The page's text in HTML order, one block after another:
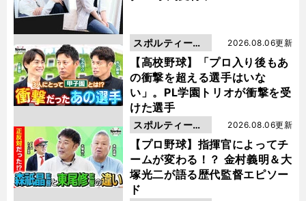
【高校野球】「プロ入り後もあ
の衝撃を超える選手はいな
い」。PL学園トリオが衝撃を受
けた選手
2026.08.06更新
スポルティーバ
動画
【プロ野球】指揮官によってチ
ームが変わる！？ 金村義明＆大
塚光二が語る歴代監督エピソー
ド
2026.08.06更新
スポルティーバ
動画